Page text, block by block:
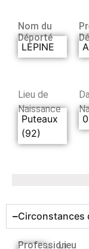
Nom du
Déporté
LEPINE
Lieu de
Naissance
Puteaux
(92)
Circonstances
ProfessionLieu